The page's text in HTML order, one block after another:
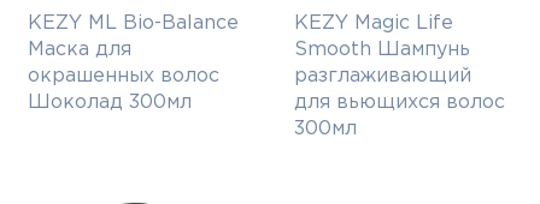
KEZY ML Bio-Balance
Маска для
окрашенных волос
Шоколад 300мл
KEZY Magic Life
Smooth Шампунь
разглаживающий
для вьющихся волос
300мл